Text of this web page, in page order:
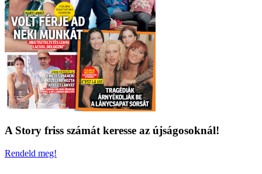
A Story friss számát keresse az újságosoknál!
Rendeld meg!